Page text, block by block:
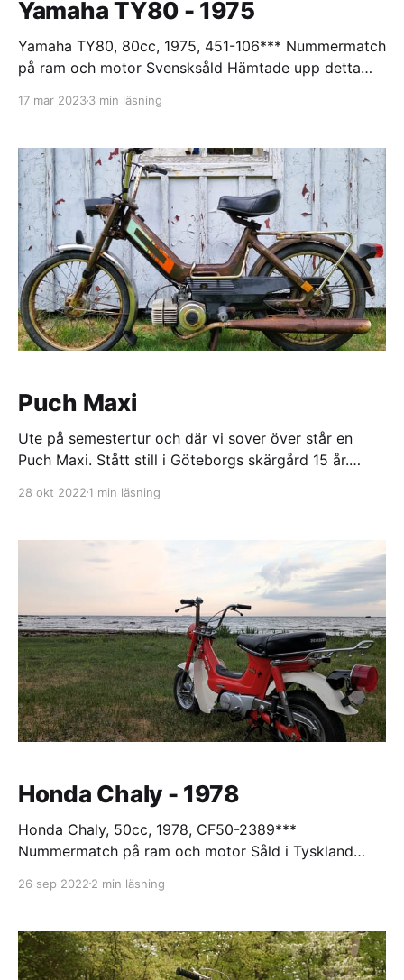
Yamaha TY80 - 1975
Yamaha TY80, 80cc, 1975, 451-106*** Nummermatch
på ram och motor Svensksåld Hämtade upp detta
och den enligt mig snyggaste årsmodellen. Fick
behålla allt som var original. Motorn är renoverad och
uppgraderat förgasaren från en Teikei
17 mar 20233 min läsning
Puch Maxi
Ute på semestertur och där vi sover över står en
Puch Maxi. Stått still i Göteborgs skärgård 15 år.
att ta med den hem. Går som en klocka. Startade
stått
28 okt 2022 1 min läsning
Honda Chaly - 1978
Honda Chaly, 50cc, 1978, CF50-2389***
Nummermatch på ram och motor Såld i Tyskland
maskinen skall ha tagits hem av en sjöman för flera
renovering men försökt spara charmen. Sving och
nedre delen av ramen
26 sep 2022 2 min läsning